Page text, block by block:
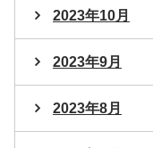
2023年10月
2023年9月
2023年8月